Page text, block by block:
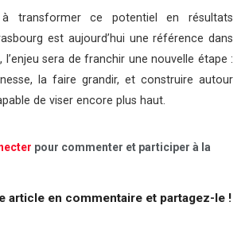
à transformer ce potentiel en résultats
est aujourd’hui une référence dans
l’enjeu sera de franchir une nouvelle étape :
la faire grandir, et construire autour
de viser encore plus haut.
pour commenter et participer à la
article en commentaire et partagez-le !